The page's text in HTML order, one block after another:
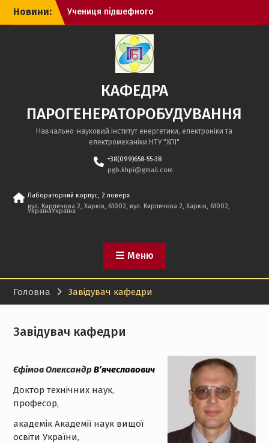
Перейти
Новини:
Учениця підшефного
ліцею перемогла в заході
“День еколога в стилі ЕКО”
Профробота кафедри
Парогенераторобудування
для школярів за вересень
КАФЕДРА
ПАРОГЕНЕРАТОРОБУДУВАННЯ
Навчально-науковий інститут енергетики, електроніки та
електромеханіки НТУ "ХПІ"
+38(099)658-55-38
pgb.khpi@gmail.com
Лабораторний корпус, 2 поверх
вул. Кирпичова 2, Харків, 61002, вул. Кирпичова 2, Харків, 61002,
УкраїнаУкраїна
Меню
Головна Завідувач кафедри
Завідувач кафедри
Єфімов ОлександрВ’ячеславович
Доктор технічних наук,
професор,
академік Академії наук вищої
освіти України,